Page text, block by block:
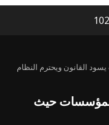
القانون ويحترم النظام
المؤسسات حيث